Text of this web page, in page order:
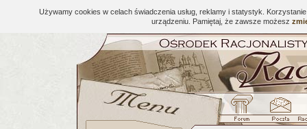
Używamy cookies w celach świadczenia usług, reklamy i statystyk.
urządzeniu. Pamiętaj, że zawsze możesz